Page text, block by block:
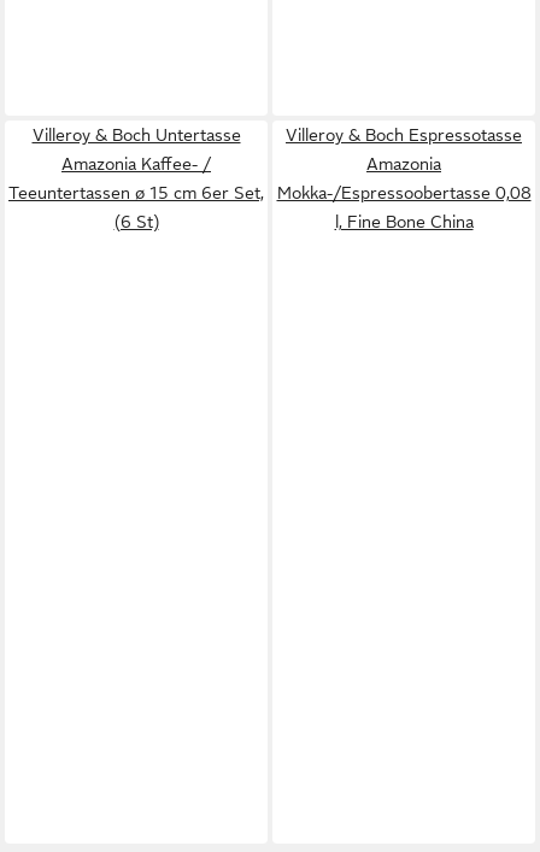
Villeroy & Boch Untertasse
Amazonia Kaffee- /
Teeuntertassen ø 15 cm 6er Set,
(6 St)
Villeroy & Boch Espressotasse
Amazonia
Mokka-/Espressoobertasse 0,08
l, Fine Bone China